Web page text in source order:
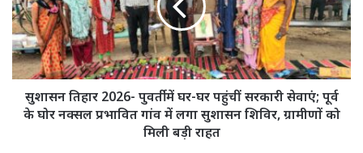
घर-
घर
पहुंचीं
सरकारी
सेवाएं;
सुशासन तिहार 2026- पुवर्ती में घर-घर पहुंचीं सरकारी सेवाएं; पूर्व
के घोर नक्सल प्रभावित गांव में लगा सुशासन शिविर, ग्रामीणों को
मिली बड़ी राहत